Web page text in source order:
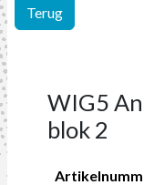
Terug
WIG5
blok 2